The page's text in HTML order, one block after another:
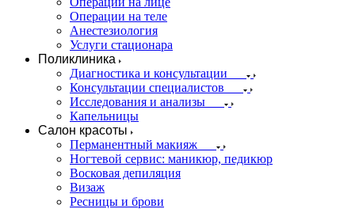
Операции на теле
Анестезиология
Услуги стационара
Поликлиника
Диагностика и консультации
Консультации специалистов
Исследования и анализы
Капельницы
Салон красоты
Перманентный макияж
Ногтевой сервис: маникюр, педикюр
Восковая депиляция
Визаж
Ресницы и брови